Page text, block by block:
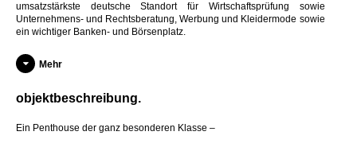
umsatzstärkste deutsche Standort für Wirtschaftsprüfung sowie
Unternehmens- und Rechtsberatung, Werbung und Kleidermode sowie
ein wichtiger Banken- und Börsenplatz.
Mehr
objektbeschreibung
Ein Penthouse der ganz besonderen Klasse –